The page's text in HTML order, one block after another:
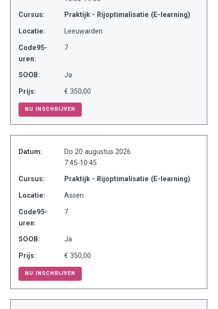
Cursus: Praktijk - Rijoptimalisatie (E-learning)
Locatie: Leeuwarden
Code95-
uren:
7
SOOB: Ja
Prijs: € 350,00
NU INSCHRIJVEN
Datum:
Do 20 augustus 2026
7:45-10:45
Cursus: Praktijk - Rijoptimalisatie (E-learning)
Locatie: Assen
Code95-
uren:
7
SOOB: Ja
Prijs: € 350,00
NU INSCHRIJVEN